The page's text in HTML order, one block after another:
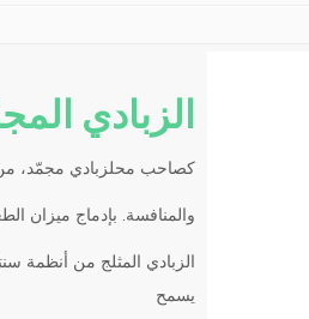
الزبادي
كصاحب محلزبادي مجمّد، من
والمنافسة. بإدماج ميزان
الزبادي المثلج من أنظمة
يسمح